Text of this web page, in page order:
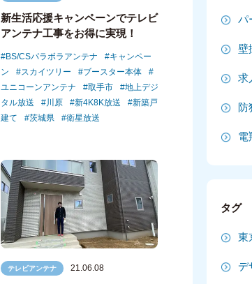
新生活応援キャンペーンでテレビ
アンテナ工事をお得に実現！
BS/CSパラボラアンテナ
キャンペー
ン
スカイツリー
ブースター本体
ユニコーンアンテナ
取手市
地上デジ
タル放送
川原 新4K8K放送
新築戸
建て
茨城県 衛星放送
テレビアンテナ 21.06.08
パ
壁
求
防
電
タグ
東
デ